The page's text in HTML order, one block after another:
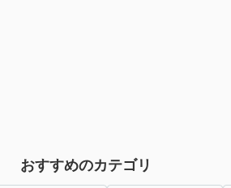
おすすめのカテゴリ